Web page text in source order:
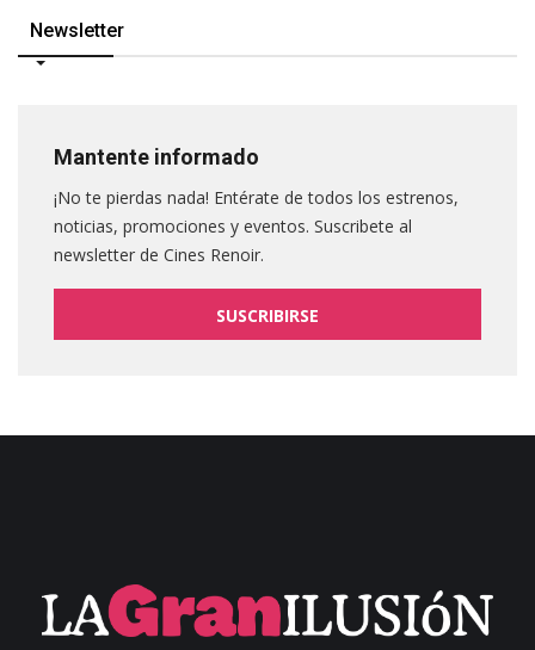
Newsletter
Mantente informado
¡No te pierdas nada! Entérate de todos los estrenos,
noticias, promociones y eventos. Suscribete al
newsletter de Cines Renoir.
SUSCRIBIRSE